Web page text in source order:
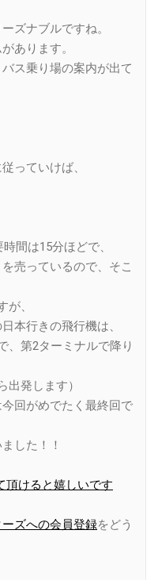
ズナブルですね。
あります。
ス乗り場の案内が出て
っていけば、
間は15分ほどで、
売っているので、そこ
、
本行きの飛行機は、
、第2ターミナルで降り
出発します）
回がめでたく最終回で
した！！
頂けると嬉しいです
ズへの会員登録をどう